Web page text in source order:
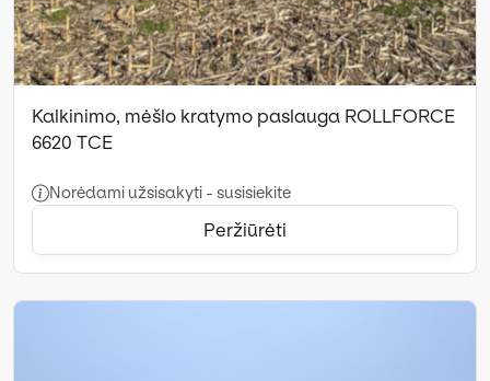
Kalkinimo, mėšlo kratymo paslauga ROLLFORCE
6620 TCE
Norėdami užsisakyti - susisiekite
Peržiūrėti